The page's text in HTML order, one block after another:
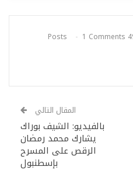
1 Comments
المقال التالي
بالفيديو: الشيف بوراك
يشارك محمد رمضان
الرقص على المسرح
بإسطنبول